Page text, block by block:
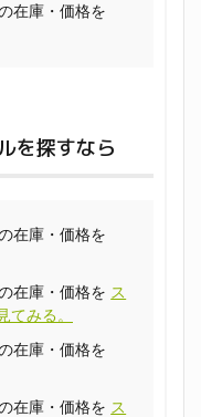
在庫・価格を
を探すなら
在庫・価格を
在庫・価格を ス
みる。
在庫・価格を
在庫・価格を ス